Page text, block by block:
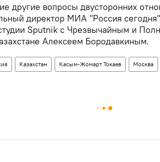
другие вопросы двусторонних
директор МИА "Россия
Sputnik с Чрезвычайным и
Алексеем Бородавкиным.
Казахстан Касым-Жомарт Токаев Москва